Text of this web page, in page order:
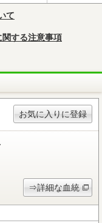
て
関する注意事項
お気に入りに登録
⇒詳細な血統